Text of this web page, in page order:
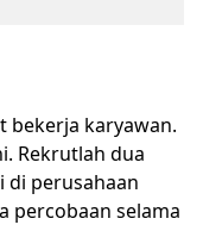
bekerja karyawan.
Rekrutlah dua
di perusahaan
percobaan selama